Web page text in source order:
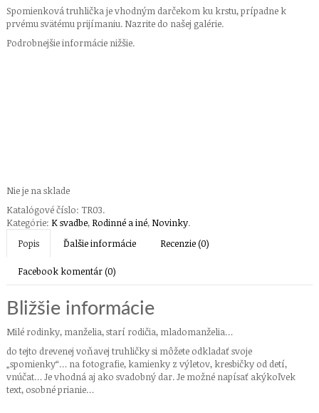
Spomienková truhlička je vhodným darčekom ku krstu, prípadne k
prvému svätému prijímaniu. Nazrite do našej galérie.
Podrobnejšie informácie nižšie.
Nie je na sklade
Katalógové číslo: TR03.
Kategórie: K svadbe, Rodinné a iné, Novinky.
Popis
Ďalšie informácie Recenzie (0)
Facebook komentár (0)
Bližšie informácie
Milé rodinky, manželia, starí rodičia, mladomanželia…
do tejto drevenej voňavej truhličky si môžete odkladať svoje
„spomienky“… na fotografie, kamienky z výletov, kresbičky od detí,
vnúčat… Je vhodná aj ako svadobný dar. Je možné napísať akýkoľvek
text, osobné prianie…